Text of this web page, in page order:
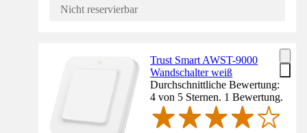
Nicht reservierbar
Trust Smart AWST-9000
Wandschalter weiß
Durchschnittliche Bewertung:
4 von 5 Sternen. 1 Bewertung.